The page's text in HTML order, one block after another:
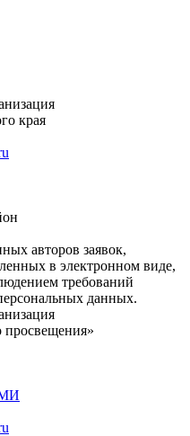
края
авторов заявок,
в электронном виде,
требований
данных.
просвещения»